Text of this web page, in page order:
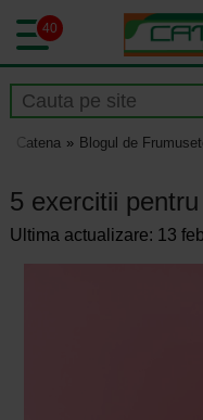
40
Catena Blogul de
5 exercitii
Ultima actualizare: 13